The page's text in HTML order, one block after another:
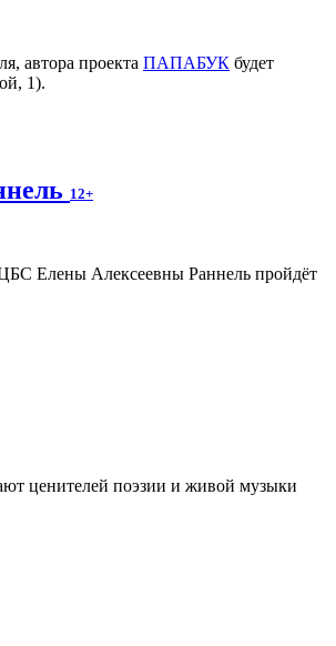
автора проекта ПАПАБУК будет
1).
12+
ЦБС Елены Алексеевны Раннель пройдёт
ценителей поэзии и живой музыки